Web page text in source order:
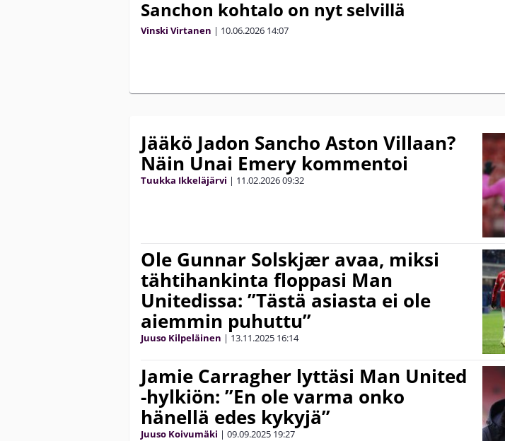
Sanchon kohtalo on nyt selvillä
Vinski Virtanen | 10.06.2026 14:07
Jääkö Jadon Sancho Aston Villaan?
Näin Unai Emery kommentoi
Tuukka Ikkeläjärvi | 11.02.202609:32
Ole Gunnar Solskjær avaa, miksi
tähtihankinta floppasi Man
Unitedissa: ”Tästä asiasta ei ole
aiemmin puhuttu”
Juuso Kilpeläinen | 13.11.2025 16:14
Jamie Carragher lyttäsi Man United
-hylkiön: ”En ole varma onko
hänellä edes kykyjä”
Juuso Koivumäki | 09.09.2025 19:27